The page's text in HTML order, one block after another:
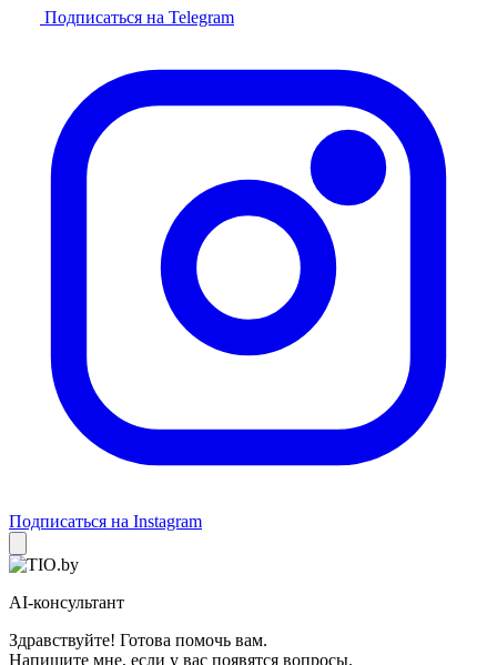
Подписаться на Telegram
Подписаться на Instagram
AI-консультант
Здравствуйте! Готова помочь вам.
Напишите мне, если у вас появятся вопросы.